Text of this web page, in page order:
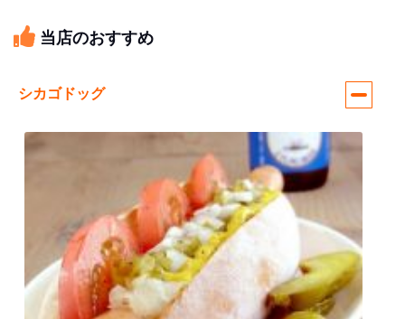
当店のおすすめ
シカゴドッグ